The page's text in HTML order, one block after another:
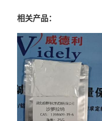
相关产品：